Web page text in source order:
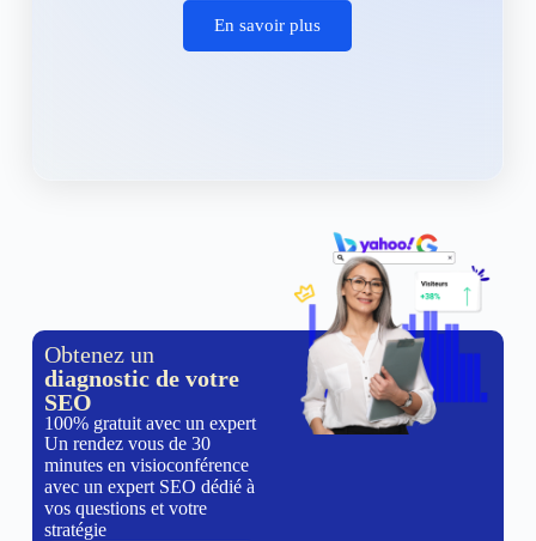
En savoir plus
Obtenez un
diagnostic de votre
SEO
100% gratuit avec un expert
Un rendez vous de 30
minutes en visioconférence
avec un expert SEO dédié à
vos questions et votre
stratégie